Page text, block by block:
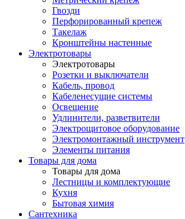
Гвозди
Перфорированный крепеж
Такелаж
Кронштейны настенные
Электротовары
Электротовары
Розетки и выключатели
Кабель, провод
Кабеленесущие системы
Освещение
Удлинители, разветвители
Электрощитовое оборудование
Электромонтажный инструмент
Элементы питания
Товары для дома
Товары для дома
Лестницы и комплектующие
Кухня
Бытовая химия
Сантехника